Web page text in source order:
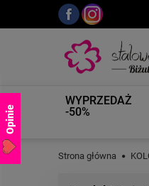
WYPRZEDAŻ
-50%
Strona główna
Opinie